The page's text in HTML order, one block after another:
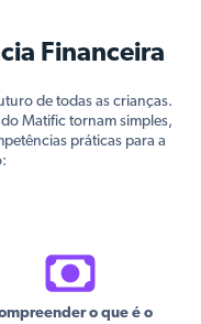
Financeira
de todas as crianças.
Matific tornam simples,
práticas para a
o que é o